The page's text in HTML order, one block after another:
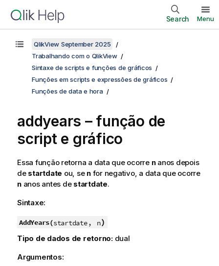
Search Menu
QlikView September 2025
Trabalhando com o QlikView
Sintaxe de scripts e funções de gráficos
Funções em scripts e expressões de gráficos
Funções de data e hora
addyears – função de
script e gráfico
Essa função retorna a data que ocorre nanos depois
de startdate ou, se nfor negativo, a data que ocorre
nanos antes de startdate.
Sintaxe:
AddYears(startdate, n)
Tipo de dados de retorno:dual
Argumentos: